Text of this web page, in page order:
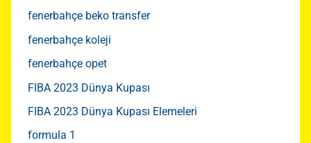
fenerbahçe beko transfer
fenerbahçe koleji
fenerbahçe opet
FIBA 2023 Dünya Kupası
FIBA 2023 Dünya Kupası Elemeleri
formula 1